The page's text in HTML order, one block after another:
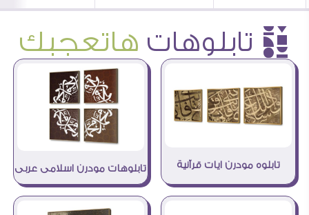
è تابلوهات هاتعجبك
تابلوه مودرن ايات قرآنية تابلوهات مودرن اسلامى عربى